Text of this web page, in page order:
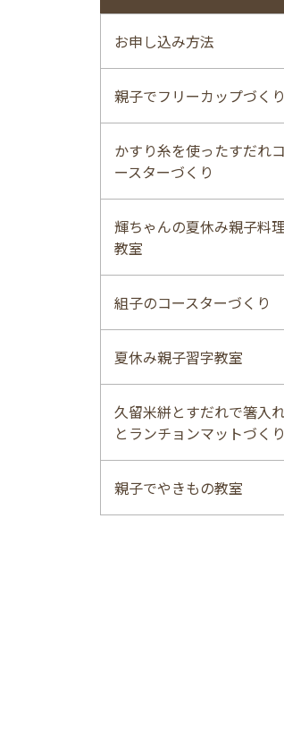
お申し込み方法
親子でフリーカップづくり
かすり糸を使ったすだれコ
ースターづくり
輝ちゃんの夏休み親子料
教室
組子のコースターづくり
夏休み親子習字教室
久留米絣とすだれで箸入
とランチョンマットづくり
親子でやきもの教室